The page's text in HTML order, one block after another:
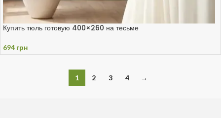
Купить тюль готовую 400×260 на тесьме
694 грн
1 2 3 4 →